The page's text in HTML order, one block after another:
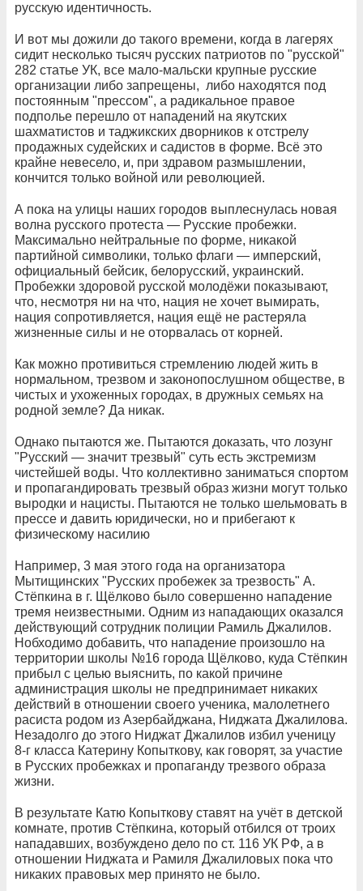
русскую идентичность.
И вот мы дожили до такого времени, когда в лагерях
сидит несколько тысяч русских патриотов по "русской"
282 статье УК, все мало-мальски крупные русские
организации либо запрещены, либо находятся под
постоянным "прессом", а радикальное правое
подполье перешло от нападений на якутских
шахматистов и таджикских дворников к отстрелу
продажных судейских и садистов в форме. Всё это
крайне невесело, и, при здравом размышлении,
кончится только войной или революцией.
А пока на улицы наших городов выплеснулась новая
волна русского протеста — Русские пробежки.
Максимально нейтральные по форме, никакой
партийной символики, только флаги — имперский,
официальный бейсик, белорусский, украинский.
Пробежки здоровой русской молодёжи показывают,
что, несмотря ни на что, нация не хочет вымирать,
нация сопротивляется, нация ещё не растеряла
жизненные силы и не оторвалась от корней.
Как можно противиться стремлению людей жить в
нормальном, трезвом и законопослушном обществе, в
чистых и ухоженных городах, в дружных семьях на
родной земле? Да никак.
Однако пытаются же. Пытаются доказать, что лозунг
"Русский — значит трезвый" суть есть экстремизм
чистейшей воды. Что коллективно заниматься спортом
и пропагандировать трезвый образ жизни могут только
выродки и нацисты. Пытаются не только шельмовать в
прессе и давить юридически, но и прибегают к
физическому насилию
Например, 3 мая этого года на организатора
Мытищинских "Русских пробежек за трезвость" А.
Стёпкина в г. Щёлково было совершенно нападение
тремя неизвестными. Одним из нападающих оказался
действующий сотрудник полиции Рамиль Джалилов.
Нобходимо добавить, что нападение произошло на
территории школы №16 города Щёлково, куда Стёпкин
прибыл с целью выяснить, по какой причине
администрация школы не предпринимает никаких
действий в отношении своего ученика, малолетнего
расиста родом из Азербайджана, Ниджата Джалилова.
Незадолго до этого Ниджат Джалилов избил ученицу
8-г класса Катерину Копыткову, как говорят, за участие
в Русских пробежках и пропаганду трезвого образа
жизни.
В результате Катю Копыткову ставят на учёт в детской
комнате, против Стёпкина, который отбился от троих
нападавших, возбуждено дело по ст. 116 УК РФ, а в
отношении Ниджата и Рамиля Джалиловых пока что
никаких правовых мер принято не было.